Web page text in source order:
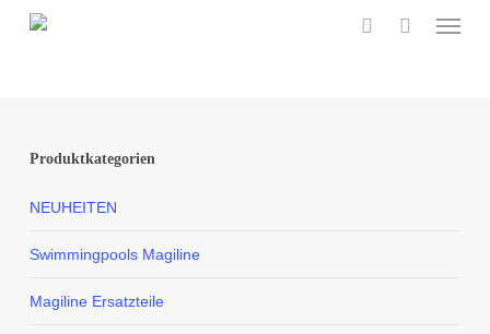
Menu
Produktkategorien
NEUHEITEN
Swimmingpools Magiline
Magiline Ersatzteile